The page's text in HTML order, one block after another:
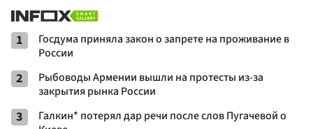
1
Госдума приняла закон о запрете на проживание в
России
2
Рыбоводы Армении вышли на протесты из-за
закрытия рынка России
3
Галкин* потерял дар речи после слов Пугачевой о